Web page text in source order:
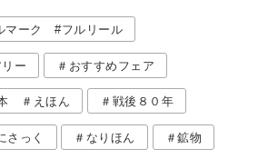
マーク #フルリール
ー ＃おすすめフェア
＃えほん ＃戦後８０年
さっく ＃なりほん ＃鉱物